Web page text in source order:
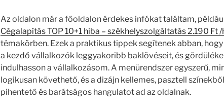
Az oldalon már a főoldalon érdekes infókat találtam,
Cégalapítás TOP 10+1 hiba – székhelyszolgáltatás 2.190 Ft
témakörben. Ezek a praktikus tippek segítenek abban,
a kezdő vállalkozók leggyakoribb baklövéseit, és
indulhasson a vállalkozásom. A menürendszer egyszerű,
logikusan követhető, és a dizájn kellemes, pasztell
pihentető és barátságos hangulatot ad az oldalnak.